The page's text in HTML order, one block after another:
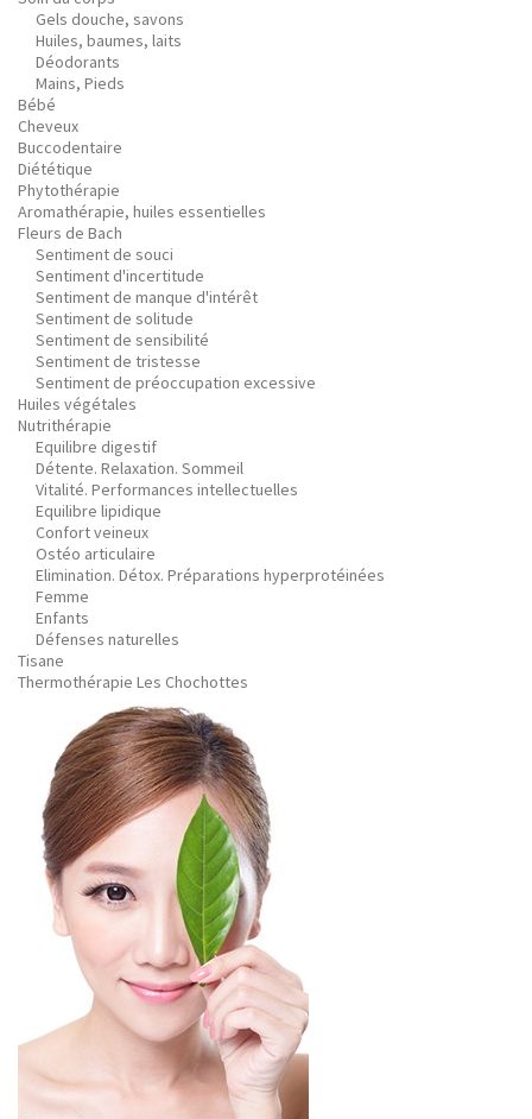
Gels douche, savons
Huiles, baumes, laits
Déodorants
Mains, Pieds
Bébé
Cheveux
Buccodentaire
Diététique
Phytothérapie
Aromathérapie, huiles essentielles
Fleurs de Bach
Sentiment de souci
Sentiment d'incertitude
Sentiment de manque d'intérêt
Sentiment de solitude
Sentiment de sensibilité
Sentiment de tristesse
Sentiment de préoccupation excessive
Huiles végétales
Nutrithérapie
Equilibre digestif
Détente. Relaxation. Sommeil
Vitalité. Performances intellectuelles
Equilibre lipidique
Confort veineux
Ostéo articulaire
Elimination. Détox. Préparations hyperprotéinées
Femme
Enfants
Défenses naturelles
Tisane
Thermothérapie Les Chochottes